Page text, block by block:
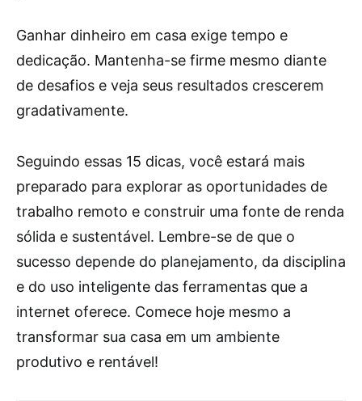
Ganhar dinheiro em casa exige tempo e
dedicação. Mantenha-se firme mesmo diante
de desafios e veja seus resultados crescerem
gradativamente.
Seguindo essas 15 dicas, você estará mais
preparado para explorar as oportunidades de
trabalho remoto e construir uma fonte de renda
sólida e sustentável. Lembre-se de que o
sucesso depende do planejamento, da disciplina
e do uso inteligente das ferramentas que a
internet oferece. Comece hoje mesmo a
transformar sua casa em um ambiente
produtivo e rentável!